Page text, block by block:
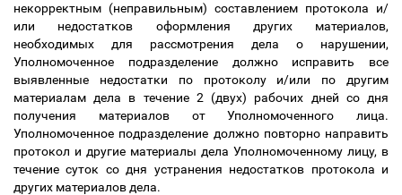
некорректным (неправильным) составлением протокола и/
или недостатков оформления других материалов,
необходимых для рассмотрения дела о нарушении,
Уполномоченное подразделение должно исправить все
выявленные недостатки по протоколу и/или по другим
материалам дела в течение 2 (двух) рабочих дней со дня
получения материалов от Уполномоченного лица.
Уполномоченное подразделение должно повторно направить
протокол и другие материалы дела Уполномоченному лицу, в
течение суток со дня устранения недостатков протокола и
других материалов дела.